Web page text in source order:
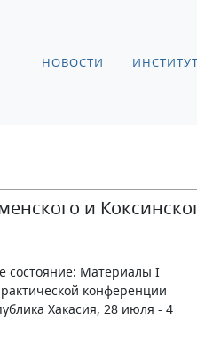
НОВОСТИ ИНСТИТУТ
и
состояние: Материалы I
конференции
Хакасия, 28 июля - 4